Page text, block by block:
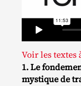
Voir les textes
1. Le
mystique de